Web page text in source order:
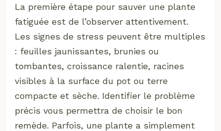
La première étape pour sauver une plante
fatiguée est de l’observer attentivement.
Les signes de stress peuvent être multiples
: feuilles jaunissantes, brunies ou
tombantes, croissance ralentie, racines
visibles à la surface du pot ou terre
compacte et sèche. Identifier le problème
précis vous permettra de choisir le bon
remède. Parfois, une plante a simplement